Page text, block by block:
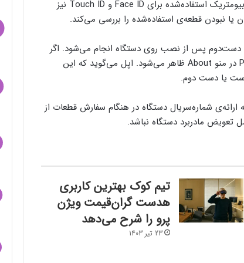
در بیانیه‌ی اپل آمده است که این سیاست در مورد حسگرهای بیومتریک استفاده‌شده برای Face ID و Touch ID نیز
نبودن قطعه‌ی استفاده‌شده را بررسی می‌کند.
و دست‌دوم پس از نصب روی دستگاه انجام می‌شود. اگر
یک آیفون تعمیر شده باشد، بخش Parts and Service History در منو About ظاهر می‌شود. اپل می‌گوید که این
یا دست دوم.
ارائه‌ی شماره‌سریال دستگاه در هنگام سفارش قطعات از
تعویض مادربرد دستگاه نباشد.
تیم کوک بهترین کاربری
هدست گران‌قیمت ویژن
پرو را شرح می‌دهد
23 تیر 1403